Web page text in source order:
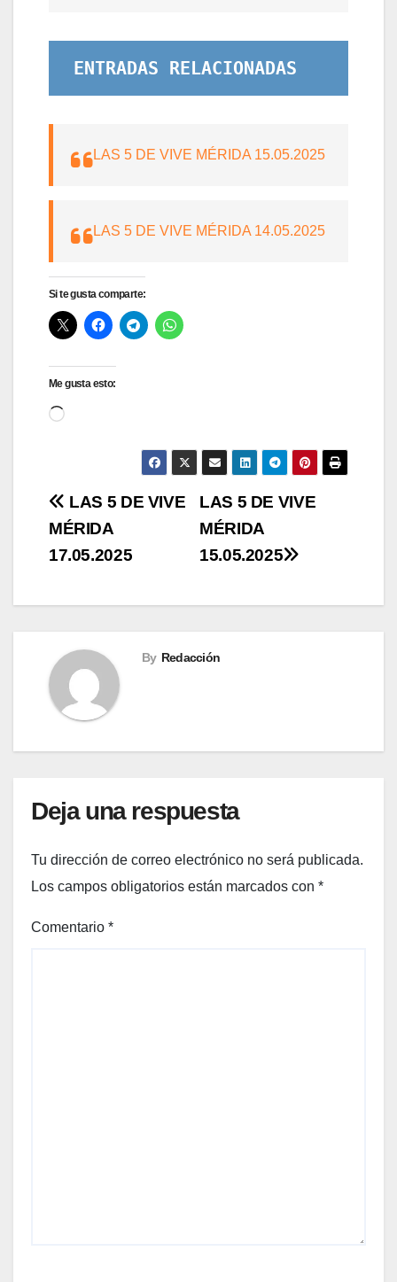
ENTRADAS RELACIONADAS
LAS 5 DE VIVE MÉRIDA 15.05.2025
LAS 5 DE VIVE MÉRIDA 14.05.2025
Si te gusta comparte:
Me gusta esto:
Cargando...
Navegación
de
LAS 5 DE VIVE
MÉRIDA
15.05.2025
LAS 5 DE VIVE
MÉRIDA
17.05.2025
By Redacción
Deja una respuesta
Tu dirección de correo electrónico no será publicada.
Los campos obligatorios están marcados con *
Comentario *